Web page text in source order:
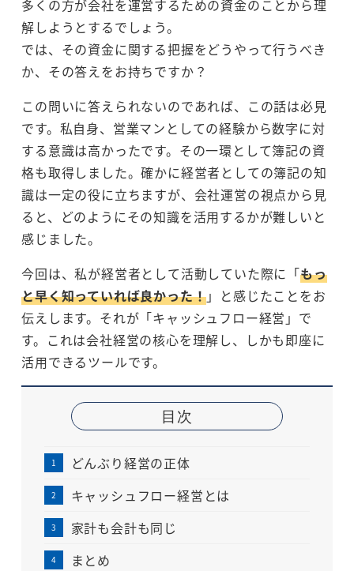
多くの方が会社を運営するための資金のことから理
解しようとするでしょう。
では、その資金に関する把握をどうやって行うべき
か、その答えをお持ちですか？
この問いに答えられないのであれば、この話は必見
です。私自身、営業マンとしての経験から数字に対
する意識は高かったです。その一環として簿記の資
格も取得しました。確かに経営者としての簿記の知
識は一定の役に立ちますが、会社運営の視点から見
ると、どのようにその知識を活用するかが難しいと
感じました。
今回は、私が経営者として活動していた際に「もっ
と早く知っていれば良かった！」と感じたことをお
伝えします。それが「キャッシュフロー経営」で
す。これは会社経営の核心を理解し、しかも即座に
活用できるツールです。
目次
どんぶり経営の正体
キャッシュフロー経営とは
家計も会計も同じ
まとめ